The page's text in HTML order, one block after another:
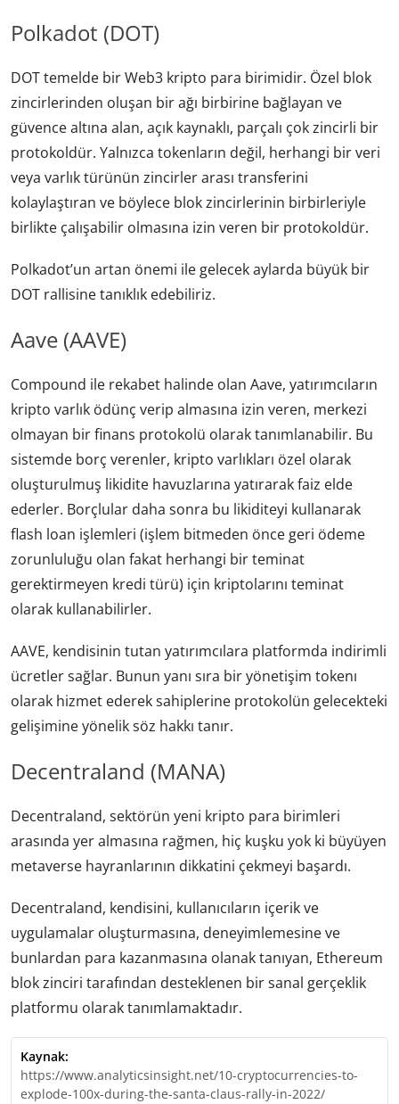
Polkadot (DOT)
DOT temelde bir Web3 kripto para birimidir. Özel blok
zincirlerinden oluşan bir ağı birbirine bağlayan ve
güvence altına alan, açık kaynaklı, parçalı çok zincirli bir
protokoldür. Yalnızca tokenların değil, herhangi bir veri
veya varlık türünün zincirler arası transferini
kolaylaştıran ve böylece blok zincirlerinin birbirleriyle
birlikte çalışabilir olmasına izin veren bir protokoldür.
Polkadot’un artan önemi ile gelecek aylarda büyük bir
DOT rallisine tanıklık edebiliriz.
Aave (AAVE)
Compound ile rekabet halinde olan Aave, yatırımcıların
kripto varlık ödünç verip almasına izin veren, merkezi
olmayan bir finans protokolü olarak tanımlanabilir. Bu
sistemde borç verenler, kripto varlıkları özel olarak
oluşturulmuş likidite havuzlarına yatırarak faiz elde
ederler. Borçlular daha sonra bu likiditeyi kullanarak
flash loan işlemleri (işlem bitmeden önce geri ödeme
zorunluluğu olan fakat herhangi bir teminat
gerektirmeyen kredi türü) için kriptolarını teminat
olarak kullanabilirler.
AAVE, kendisinin tutan yatırımcılara platformda indirimli
ücretler sağlar. Bunun yanı sıra bir yönetişim tokenı
olarak hizmet ederek sahiplerine protokolün gelecekteki
gelişimine yönelik söz hakkı tanır.
Decentraland (MANA)
Decentraland, sektörün yeni kripto para birimleri
arasında yer almasına rağmen, hiç kuşku yok ki büyüyen
metaverse hayranlarının dikkatini çekmeyi başardı.
Decentraland, kendisini, kullanıcıların içerik ve
uygulamalar oluşturmasına, deneyimlemesine ve
bunlardan para kazanmasına olanak tanıyan, Ethereum
blok zinciri tarafından desteklenen bir sanal gerçeklik
platformu olarak tanımlamaktadır.
Kaynak:
https://www.analyticsinsight.net/10-cryptocurrencies-to-
explode-100x-during-the-santa-claus-rally-in-2022/